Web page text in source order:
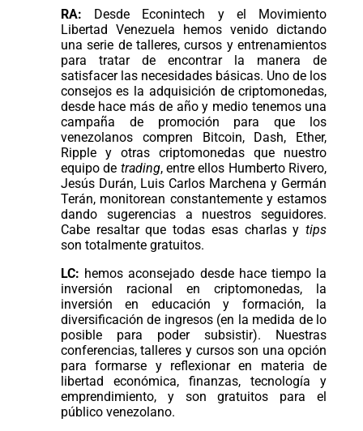
RA: Desde Econintech y el Movimiento
Libertad Venezuela hemos venido dictando
una serie de talleres, cursos y entrenamientos
para tratar de encontrar la manera de
satisfacer las necesidades básicas. Uno de los
consejos es la adquisición de criptomonedas,
desde hace más de año y medio tenemos una
campaña de promoción para que los
venezolanos compren Bitcoin, Dash, Ether,
Ripple y otras criptomonedas que nuestro
equipo de trading, entre ellos Humberto Rivero,
Jesús Durán, Luis Carlos Marchena y Germán
Terán, monitorean constantemente y estamos
dando sugerencias a nuestros seguidores.
Cabe resaltar que todas esas charlas y tips
son totalmente gratuitos.
LC: hemos aconsejado desde hace tiempo la
inversión racional en criptomonedas, la
inversión en educación y formación, la
diversificación de ingresos (en la medida de lo
posible para poder subsistir). Nuestras
conferencias, talleres y cursos son una opción
para formarse y reflexionar en materia de
libertad económica, finanzas, tecnología y
emprendimiento, y son gratuitos para el
público venezolano.